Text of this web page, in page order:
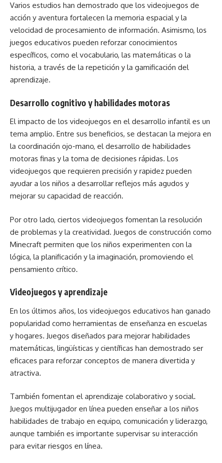
Varios estudios han demostrado que los videojuegos de
acción y aventura fortalecen la memoria espacial y la
velocidad de procesamiento de información. Asimismo, los
juegos educativos pueden reforzar conocimientos
específicos, como el vocabulario, las matemáticas o la
historia, a través de la repetición y la gamificación del
aprendizaje.
Desarrollo cognitivo y habilidades motoras
El impacto de los videojuegos en el desarrollo infantil es un
tema amplio. Entre sus beneficios, se destacan la mejora en
la coordinación ojo-mano, el desarrollo de habilidades
motoras finas y la toma de decisiones rápidas. Los
videojuegos que requieren precisión y rapidez pueden
ayudar a los niños a desarrollar reflejos más agudos y
mejorar su capacidad de reacción.
Por otro lado, ciertos videojuegos fomentan la resolución
de problemas y la creatividad. Juegos de construcción como
Minecraft permiten que los niños experimenten con la
lógica, la planificación y la imaginación, promoviendo el
pensamiento crítico.
Videojuegos y aprendizaje
En los últimos años, los videojuegos educativos han ganado
popularidad como herramientas de enseñanza en escuelas
y hogares. Juegos diseñados para mejorar habilidades
matemáticas, lingüísticas y científicas han demostrado ser
eficaces para reforzar conceptos de manera divertida y
atractiva.
También fomentan el aprendizaje colaborativo y social.
Juegos multijugador en línea pueden enseñar a los niños
habilidades de trabajo en equipo, comunicación y liderazgo,
aunque también es importante supervisar su interacción
para evitar riesgos en línea.